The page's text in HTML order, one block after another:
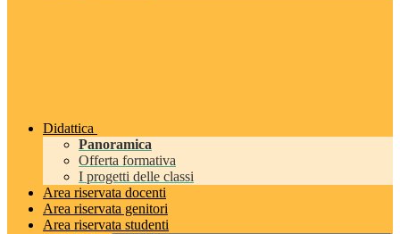
Didattica
Panoramica
Offerta formativa
I progetti delle classi
Area riservata docenti
Area riservata genitori
Area riservata studenti